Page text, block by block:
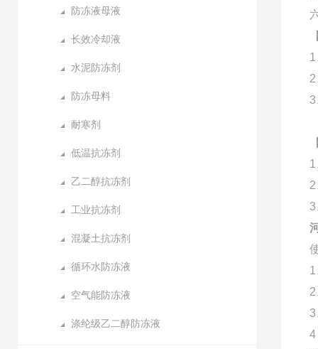
防冻液母液
长效冷却液
水泥防冻剂
防冻母料
耐寒剂
低温抗冻剂
乙二醇抗冻剂
工业抗冻剂
混凝土抗冻剂
循环水防冻液
空气能防冻液
涤纶级乙二醇防冻液
3
3
3